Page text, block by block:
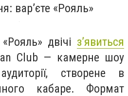
вар’єте «Рояль»
двічі з’явиться
Club — камерне шоу
створене в
кабаре. Формат